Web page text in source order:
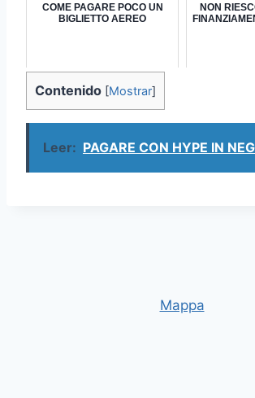
COME PAGARE POCO UN
BIGLIETTO AEREO
NON
Contenido [Mostrar]
Leer: PAGARE CON HYPE IN
Mappa